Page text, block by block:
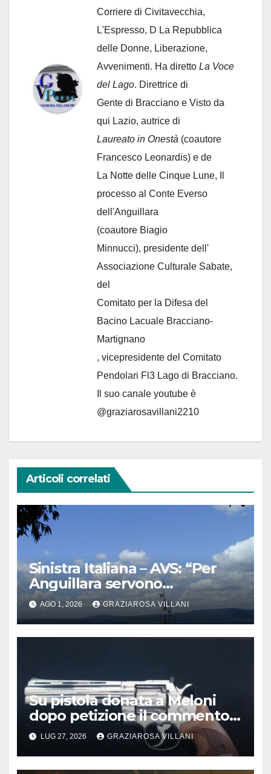
Corriere di Civitavecchia,
L'Espresso, D La Repubblica
delle Donne, Liberazione,
Avvenimenti. Ha diretto La Voce
del Lago. Direttrice di
Gente di Bracciano e Visto da
qui Lazio, autrice di
Laureato in Onestà (coautore
Francesco Leonardis) e de
La Notte delle Cinque Lune, Il
processo al Conte Everso
dell'Anguillara
(coautore Biagio
Minnucci), presidente dell'
Associazione Culturale Sabate,
del
Comitato per la Difesa del
Bacino Lacuale Bracciano-
Martignano
, vicepresidente del Comitato
Pendolari Fl3 Lago di Bracciano.
Il suo canale youtube è
@graziarosavillani2210
Articoli correlati
Sinistra Italiana – AVS: “Per
Anguillara servono
trasparenza, partecipazione e
scelte politiche coraggiose”
AGO 1, 2026 GRAZIAROSA VILLANI
Su pistola donata a Meloni
dopo petizione il commento
del vescovo partenopeo
Mimmo Battaglia
LUG 27, 2026 GRAZIAROSA VILLANI